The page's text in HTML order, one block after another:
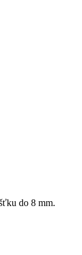
do 8 mm.